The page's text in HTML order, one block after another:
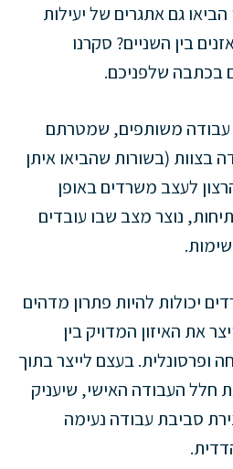
גם אתגרים של יעילות
בין השניים? סקרנו
בכתבה שלפניכם.
עבודה משותפים, שמטרתם
בצוות (בשורות שהביאו איתן
לעצב משרדים באופן
נוצר מצב שבו עובדים
יכולות להיות פתרון מדהים
את האיזון המדויק בין
ופרסונלית. בעצם לייצר בתוך
חלל העבודה האישי, שיעניק
סביבת עבודה נעימה